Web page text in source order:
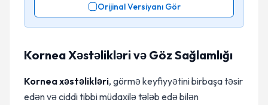
Orijinal Versiyanı Gör
Kornea Xəstəlikləri və Göz Sağlamlığı
Kornea xəstəlikləri, görmə keyfiyyətini birbaşa təsir
edən və ciddi tibbi müdaxilə tələb edə bilən